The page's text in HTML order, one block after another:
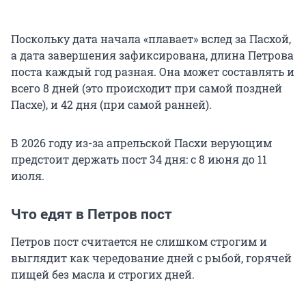
Поскольку дата начала «плавает» вслед за Пасхой,
а дата завершения зафиксирована, длина Петрова
поста каждый год разная. Она может составлять и
всего 8 дней (это происходит при самой поздней
Пасхе), и 42 дня (при самой ранней).
В 2026 году из-за апрельской Пасхи верующим
предстоит держать пост 34 дня: с 8 июня до 11
июля.
Что едят в Петров пост
Петров пост считается не слишком строгим и
выглядит как чередование дней с рыбой, горячей
пищей без масла и строгих дней.